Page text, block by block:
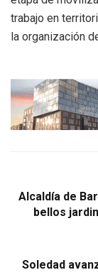
trabajo en
la organización
Alcaldía de
bellos
Soledad